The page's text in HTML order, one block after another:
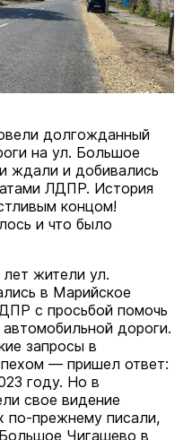
долгожданный
на ул. Большое
ждали и добивались
ЛДПР. История
концом!
и что было
жители ул.
в Марийское
с просьбой помочь
дороги.
запросы в
— пришел ответ:
году. Но в
свое видение
по-прежнему писали,
Чигашево в